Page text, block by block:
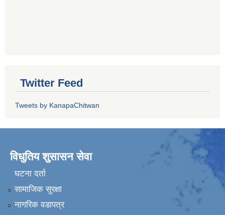
Twitter Feed
Tweets by KanapaChitwan
विधुतिय शुसासन सेवा
घटना दर्ता
सामाजिक सुरक्षा
नागरिक वडापत्र